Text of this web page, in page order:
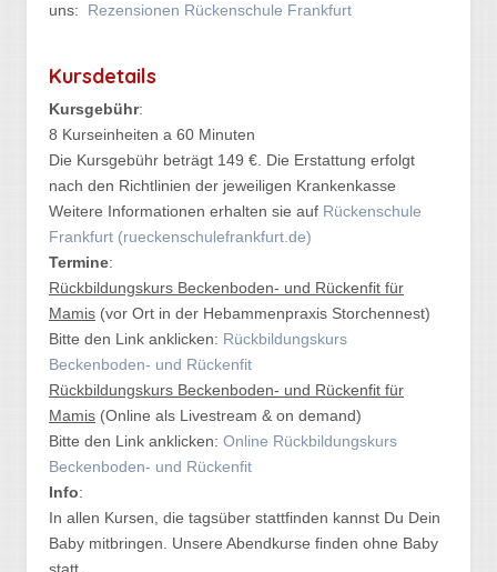
uns: Rezensionen Rückenschule Frankfurt
Kursdetails
Kursgebühr:
8 Kurseinheiten a 60 Minuten
Die Kursgebühr beträgt 149 €. Die Erstattung erfolgt
nach den Richtlinien der jeweiligen Krankenkasse
Weitere Informationen erhalten sie auf Rückenschule
Frankfurt (rueckenschulefrankfurt.de)
Termine:
Rückbildungskurs Beckenboden- und Rückenfit für
Mamis (vor Ort in der Hebammenpraxis Storchennest)
Bitte den Link anklicken: Rückbildungskurs
Beckenboden- und Rückenfit
Rückbildungskurs Beckenboden- und Rückenfit für
Mamis (Online als Livestream & on demand)
Bitte den Link anklicken: Online Rückbildungskurs
Beckenboden- und Rückenfit
Info:
In allen Kursen, die tagsüber stattfinden kannst Du Dein
Baby mitbringen. Unsere Abendkurse finden ohne Baby